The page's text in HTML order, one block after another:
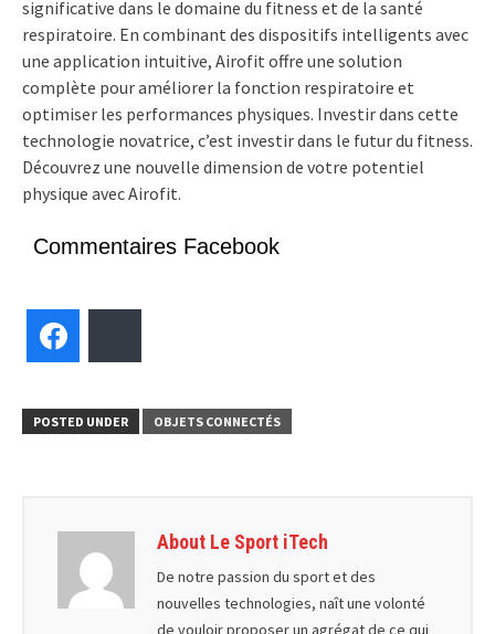
significative dans le domaine du fitness et de la santé
respiratoire. En combinant des dispositifs intelligents avec
une application intuitive, Airofit offre une solution
complète pour améliorer la fonction respiratoire et
optimiser les performances physiques. Investir dans cette
technologie novatrice, c’est investir dans le futur du fitness.
Découvrez une nouvelle dimension de votre potentiel
physique avec Airofit.
Commentaires Facebook
POSTED UNDER OBJETS CONNECTÉS
About Le Sport iTech
De notre passion du sport et des
nouvelles technologies, naît une volonté
de vouloir proposer un agrégat de ce qui